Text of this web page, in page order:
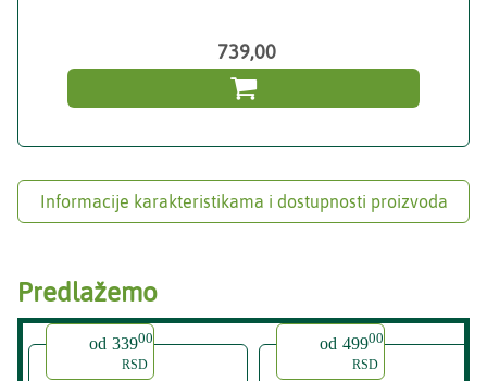
739,00

Informacije karakteristikama i dostupnosti proizvoda
Predlažemo
od 33900
RSD
od 49900
RSD